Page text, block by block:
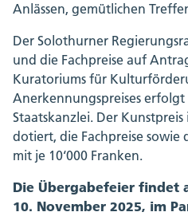
Anlässen, gemütlichen
Der Solothurner
und die Fachpreise auf
Kuratoriums für
Anerkennungspreises
Staatskanzlei. Der Kunstpreis
dotiert, die Fachpreise sowie
mit je 10‘000 Franken.
Die Übergabefeier findet
10. November 2025, im